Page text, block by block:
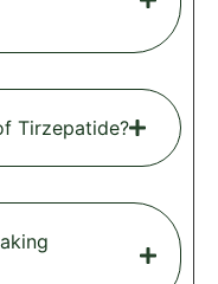
Tirzepatide?